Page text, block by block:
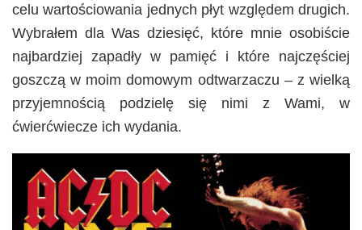
celu wartościowania jednych płyt względem drugich.
Wybrałem dla Was dziesięć, które mnie osobiście
najbardziej zapadły w pamięć i które najczęściej
goszczą w moim domowym odtwarzaczu – z wielką
przyjemnością podzielę się nimi z Wami, w
ćwierćwiecze ich wydania.